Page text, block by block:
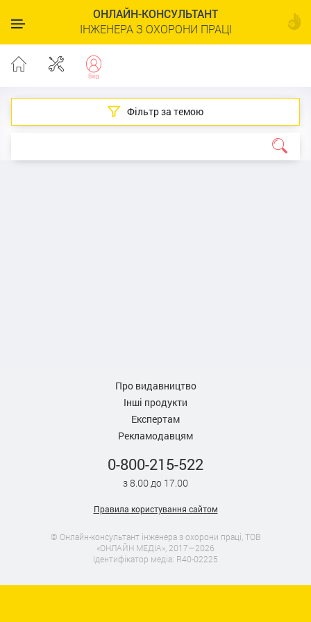
ОНЛАЙН-КОНСУЛЬТАНТ
ІНЖЕНЕРА З ОХОРОНИ ПРАЦІ
Фільтр за темою
Про видавництво
Інші продукти
Експертам
Рекламодавцям
0-800-215-522
з 8.00 до 17.00
Правила користування сайтом
© Онлайн-консультант інженера з охорони праці, ТОВ
«ОНЛАЙН МЕДІА», 2017—2026
Ідентифікатор медіа: R40-02225